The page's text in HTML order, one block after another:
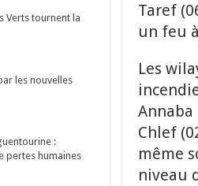
Taref
un feu
Les
Annaba
Chlef
même
niveau
Verts tournent la
les nouvelles
:
pertes humaines